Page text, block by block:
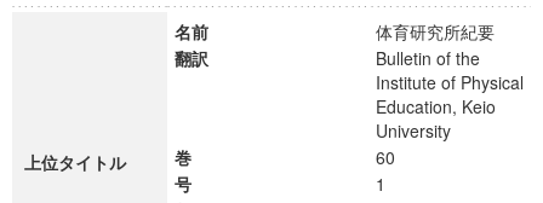
上位タイトル
名前
体育研究所紀要
翻訳
Bulletin of the
Institute of Physical
Education, Keio
University
巻
60
号
1